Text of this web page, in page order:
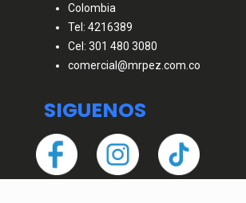
Colombia
Tel: 4216389
Cel: 301 480 3080
comercial@mrpez.com.co
SIGUENOS